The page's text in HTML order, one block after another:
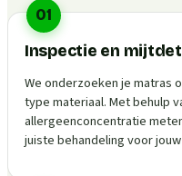
01
Inspectie en
We onderzoeken je matras
type materiaal. Met behulp
allergeenconcentratie
juiste behandeling voor